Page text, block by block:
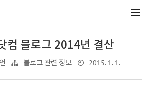
컴 블로그 2014년 결산
블로그 관련 정보 2015. 1. 1.